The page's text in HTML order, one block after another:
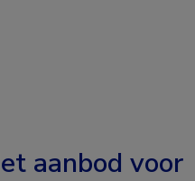
aanbod voor